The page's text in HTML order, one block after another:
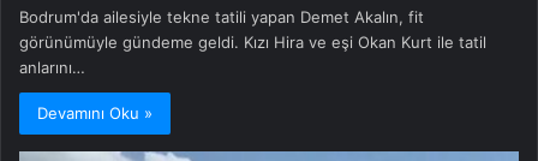
Bodrum'da ailesiyle tekne tatili yapan Demet Akalın, fit
görünümüyle gündeme geldi. Kızı Hira ve eşi Okan Kurt ile tatil
anlarını…
Devamını Oku »